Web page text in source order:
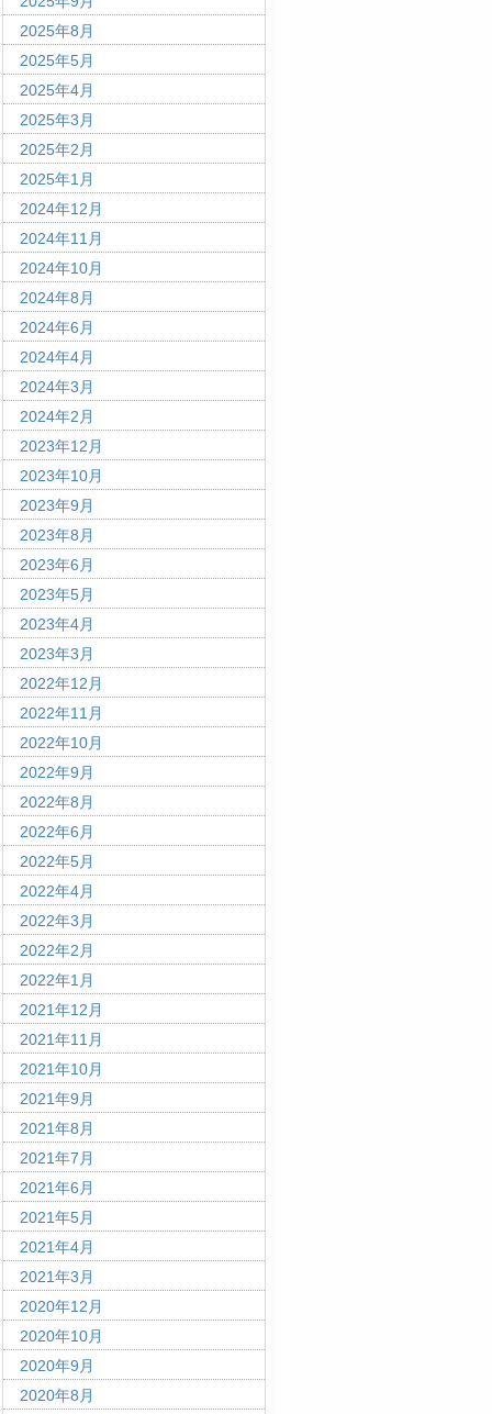
2025年8月
2025年5月
2025年4月
2025年3月
2025年2月
2025年1月
2024年12月
2024年11月
2024年10月
2024年8月
2024年6月
2024年4月
2024年3月
2024年2月
2023年12月
2023年10月
2023年9月
2023年8月
2023年6月
2023年5月
2023年4月
2023年3月
2022年12月
2022年11月
2022年10月
2022年9月
2022年8月
2022年6月
2022年5月
2022年4月
2022年3月
2022年2月
2022年1月
2021年12月
2021年11月
2021年10月
2021年9月
2021年8月
2021年7月
2021年6月
2021年5月
2021年4月
2021年3月
2020年12月
2020年10月
2020年9月
2020年8月